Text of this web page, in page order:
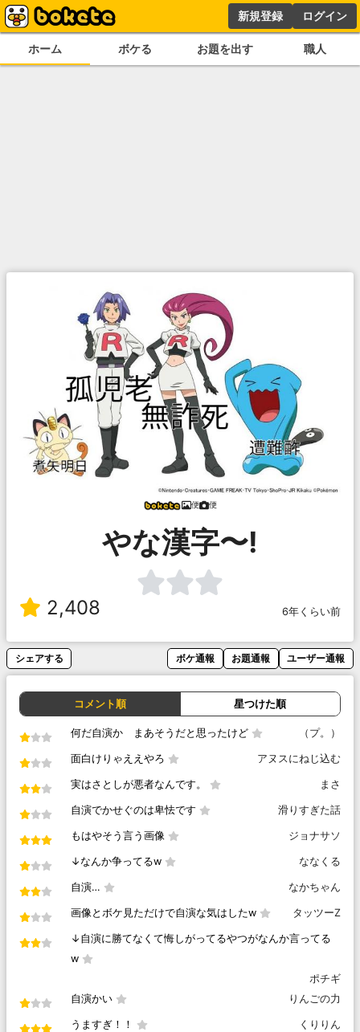
新規登録 ログイン
ホーム ボケる お題を出す 職人
便 便
やな漢字〜!
2,408 6年くらい前
シェアする ボケ通報 お題通報 ユーザー通報
コメント順 星つけた順
何だ自演か まあそうだと思ったけど （プ。）
面白けりゃええやろ アヌスにねじ込む
実はさとしが悪者なんです。 まさ
自演でかせぐのは卑怯です 滑りすぎた話
もはやそう言う画像 ジョナサソ
↓なんか争ってるw ななくる
自演… なかちゃん
画像とボケ見ただけで自演な気はしたw タッツーZ
↓自演に勝てなくて悔しがってるやつがなんか言ってる
w
ポチギ
自演かい
りんごの力
うますぎ！！ くりりん